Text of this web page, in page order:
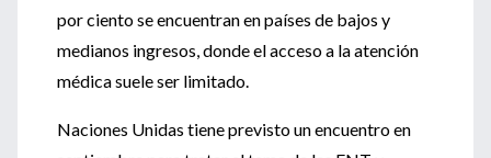
por ciento se encuentran en países de bajos y
medianos ingresos, donde el acceso a la atención
médica suele ser limitado.
Naciones Unidas tiene previsto un encuentro en